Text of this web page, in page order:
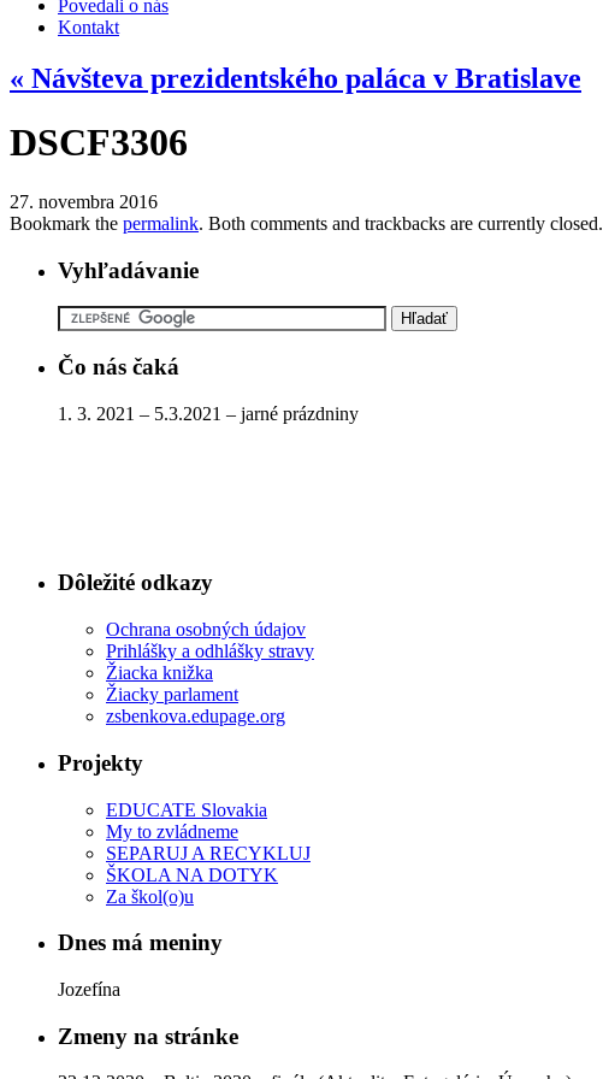
Povedali o nás
Kontakt
« Návšteva prezidentského paláca v Bratislave
DSCF3306
27. novembra 2016
Bookmark the permalink. Both comments and trackbacks are currently closed.
Vyhľadávanie
Čo nás čaká
1. 3. 2021 – 5.3.2021 – jarné prázdniny
Dôležité odkazy
Ochrana osobných údajov
Prihlášky a odhlášky stravy
Žiacka knižka
Žiacky parlament
zsbenkova.edupage.org
Projekty
EDUCATE Slovakia
My to zvládneme
SEPARUJ A RECYKLUJ
ŠKOLA NA DOTYK
Za škol(o)u
Dnes má meniny
Jozefína
Zmeny na stránke